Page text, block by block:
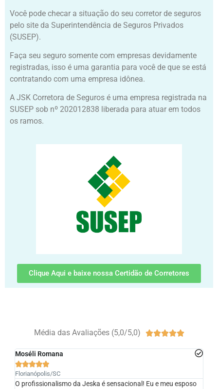
Você pode checar a situação do seu corretor de seguros
pelo site da Superintendência de Seguros Privados
(SUSEP).
Faça seu seguro somente com empresas devidamente
registradas, isso é uma garantia para você de que se está
contratando com uma empresa idônea.
A JSK Corretora de Seguros é uma empresa registrada na
SUSEP sob nº 202012838 liberada para atuar em todos
os ramos.
Clique Aqui e baixe nossa Certidão de Corretores
Média das Avaliações (5,0/5,0) 
Eu e meu esposo
ótima profissional, a solução adequada foi